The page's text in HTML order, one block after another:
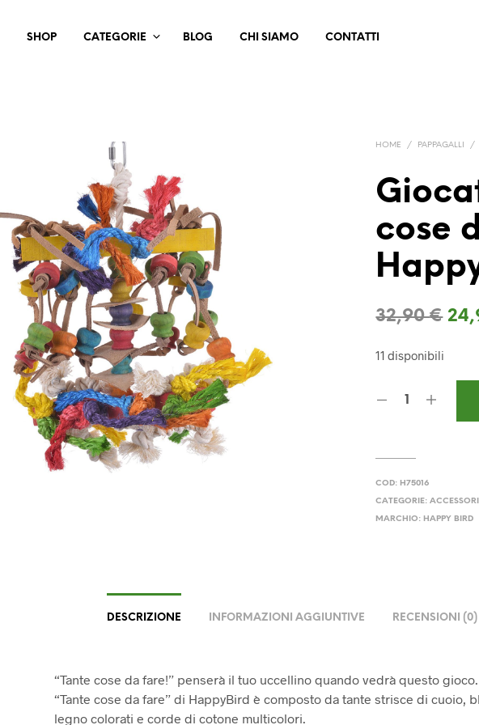
SHOP CATEGORIE BLOG CHI SIAMO CONTATTI
HOME / PAPPAGALLI /
cose
32,90€ Il
11 disponibili
COD: H75016
CATEGORIE:
MARCHIO: HAPPY BIRD
DESCRIZIONE INFORMAZIONI AGGIUNTIVE RECENSIONI (0)
“Tante cose da fare!” penserà il tuo uccellino quando vedrà questo
“Tante cose da fare” di HappyBird è composto da tante strisce di cuoio,
legno colorati e corde di cotone multicolori.